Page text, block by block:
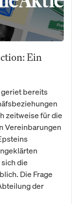
Ein
geriet bereits
zeitweise für die
Vereinbarungen
die
Die Frage
der